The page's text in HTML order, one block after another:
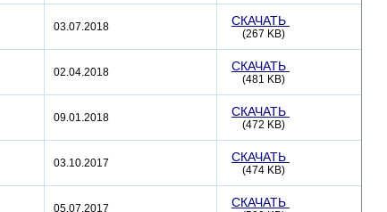
03.07.2018 СКАЧАТЬ
(267 KB)
02.04.2018 СКАЧАТЬ
(481 KB)
09.01.2018 СКАЧАТЬ
(472 KB)
03.10.2017 СКАЧАТЬ
(474 KB)
05.07.2017 СКАЧАТЬ